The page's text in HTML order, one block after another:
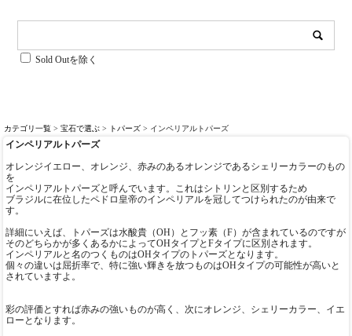
Sold Outを除く
カテゴリ一覧 > 宝石で選ぶ > トパーズ > インペリアルトパーズ
インペリアルトパーズ
オレンジイエロー、オレンジ、赤みのあるオレンジであるシェリーカラーのもの
を
インペリアルトパーズと呼んでいます。これはシトリンと区別するため
ブラジルに在位したペドロ皇帝のインペリアルを冠してつけられたのが由来で
す。
詳細にいえば、トパーズは水酸貴（OH）とフッ素（F）が含まれているのですが
そのどちらかが多くあるかによってOHタイプとFタイプに区別されます。
インペリアルと名のつくものはOHタイプのトパーズとなります。
個々の違いは屈折率で、特に強い輝きを放つものはOHタイプの可能性が高いと
されていますよ。
彩の評価とすれば赤みの強いものが高く、次にオレンジ、シェリーカラー、イエ
ローとなります。